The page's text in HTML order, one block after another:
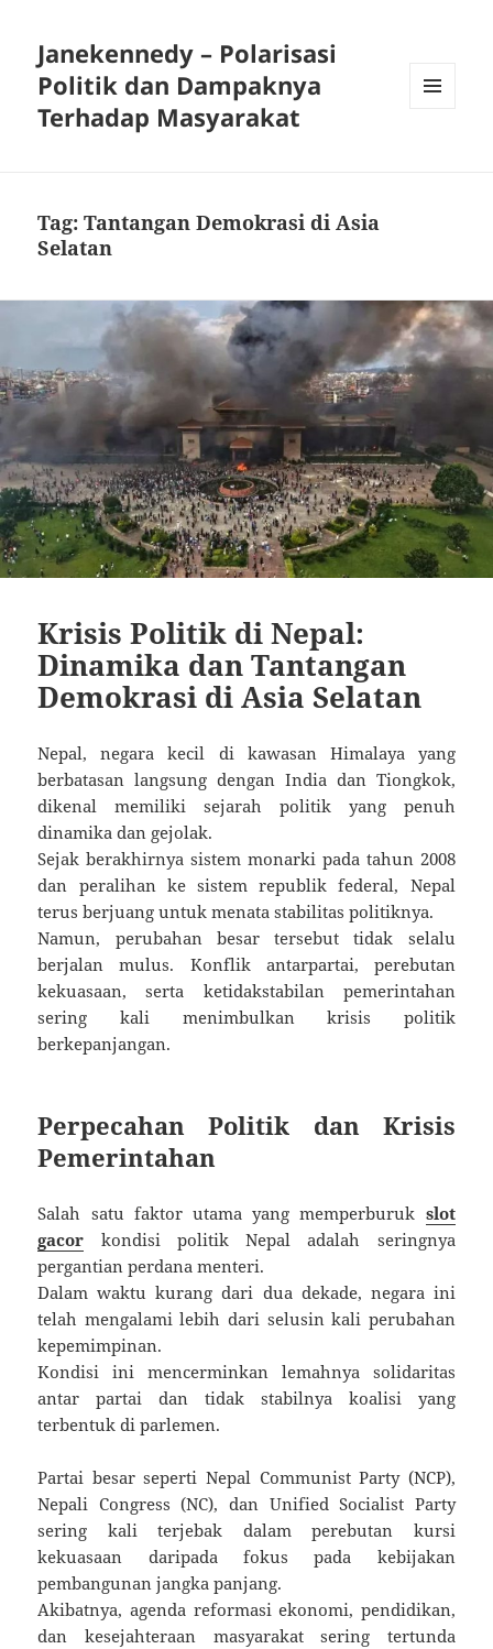
Janekennedy – Polarisasi
Politik dan Dampaknya
Terhadap Masyarakat
Tag:Tantangan Demokrasi di Asia
Selatan
Krisis Politik di Nepal:
Dinamika dan Tantangan
Demokrasi di Asia Selatan
Nepal, negara kecil di kawasan Himalaya yang
berbatasan langsung dengan India dan Tiongkok,
dikenal memiliki sejarah politik yang penuh
dinamika dan gejolak.
Sejak berakhirnya sistem monarki pada tahun 2008
dan peralihan ke sistem republik federal, Nepal
terus berjuang untuk menata stabilitas politiknya.
Namun, perubahan besar tersebut tidak selalu
berjalan mulus. Konflik antarpartai, perebutan
kekuasaan, serta ketidakstabilan pemerintahan
sering kali menimbulkan krisis politik
berkepanjangan.
Perpecahan Politik dan Krisis
Pemerintahan
Salah satu faktor utama yang memperburuk slot
gacor kondisi politik Nepal adalah seringnya
pergantian perdana menteri.
Dalam waktu kurang dari dua dekade, negara ini
telah mengalami lebih dari selusin kali perubahan
kepemimpinan.
Kondisi ini mencerminkan lemahnya solidaritas
antar partai dan tidak stabilnya koalisi yang
terbentuk di parlemen.
Partai besar seperti Nepal Communist Party (NCP),
Nepali Congress (NC), dan Unified Socialist Party
sering kali terjebak dalam perebutan kursi
kekuasaan daripada fokus pada kebijakan
pembangunan jangka panjang.
Akibatnya, agenda reformasi ekonomi, pendidikan,
dan kesejahteraan masyarakat sering tertunda